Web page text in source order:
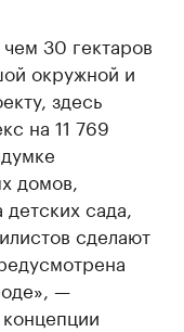
30 гектаров
окружной и
здесь
на 11 769
домов,
сада,
сделают
—